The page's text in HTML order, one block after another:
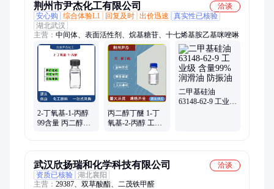
荆州市尹杰化工有限公司
洽谈
安心购
综合体验L1 回复及时 出价迅速
真实性已核验
湖北武汉
主营： 中间体、表面活性剂、烷基糖苷、十七烯基胺乙基咪唑啉
2-丁氧基-1-丙醇
99含量 丙二醇丁
丙二醇丁醚 1-丁
氧基-2-丙醇 工业
二甲基硅油
63148-62-9 工业级
武汉欣扬瑞和化学科技有限公司
洽谈
资质已核验 湖北襄阳
主营： 29387、双草酸酯、二茂铁甲醛